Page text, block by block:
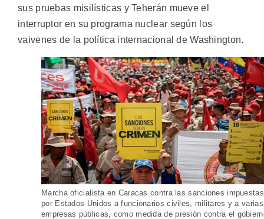
sus pruebas misilísticas y Teherán mueve el
interruptor en su programa nuclear según los
vaivenes de la política internacional de Washington.
Marcha oficialista en Caracas contra las sanciones impuestas
por Estados Unidos a funcionarios civiles, militares y a varias
empresas públicas, como medida de presión contra el